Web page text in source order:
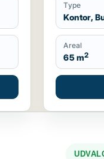
Type
Kontor,
Areal
65 m2